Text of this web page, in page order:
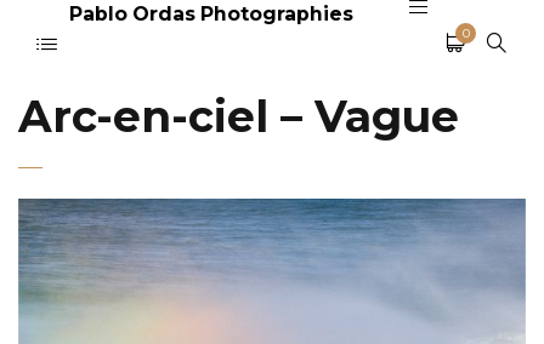
Pablo Ordas Photographies
0
Arc-en-ciel – Vague